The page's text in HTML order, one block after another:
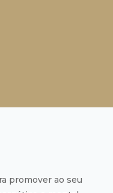
promover ao seu